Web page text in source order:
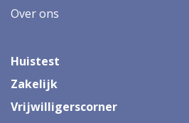
Over ons
Huistest
Zakelijk
Vrijwilligerscorner